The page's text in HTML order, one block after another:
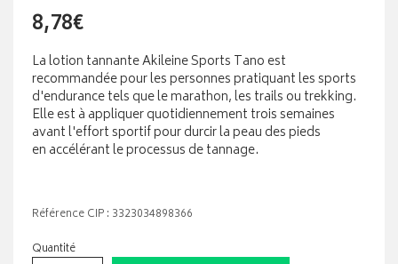
8,78€
La lotion tannante Akileine Sports Tano est
recommandée pour les personnes pratiquant les sports
d'endurance tels que le marathon, les trails ou trekking.
Elle est à appliquer quotidiennement trois semaines
avant l'effort sportif pour durcir la peau des pieds
en accélérant le processus de tannage.
Référence CIP : 3323034898366
Quantité